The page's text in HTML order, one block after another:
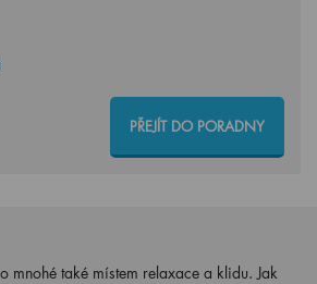
PŘEJÍT DO PORADNY
mnohé také místem relaxace a klidu. Jak